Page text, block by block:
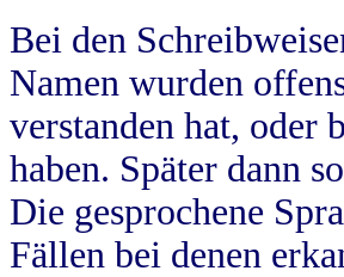
Bei den
Namen wurden
verstanden hat, oder
haben. Später dann
Die gesprochene
Fällen bei denen